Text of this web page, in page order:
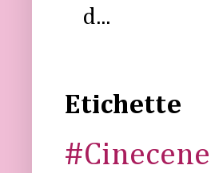
d...
Etichette
#Cinecene